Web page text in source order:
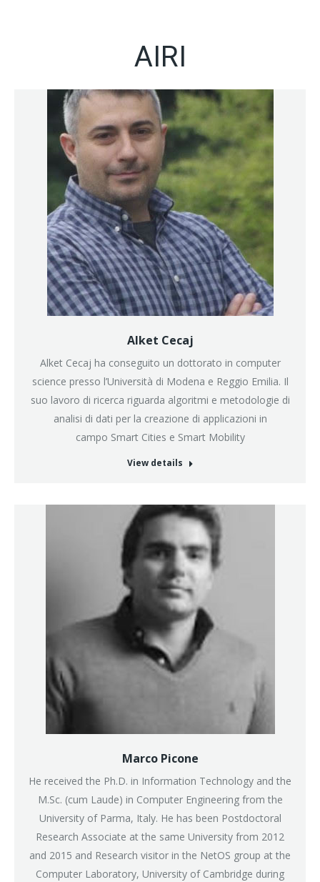
AIRI
Alket Cecaj
Alket Cecaj ha conseguito un dottorato in computer
science presso l’Università di Modena e Reggio Emilia. Il
suo lavoro di ricerca riguarda algoritmi e metodologie di
analisi di dati per la creazione di applicazioni in
campo Smart Cities e Smart Mobility
View details
Marco Picone
He received the Ph.D. in Information Technology and the
M.Sc. (cum Laude) in Computer Engineering from the
University of Parma, Italy. He has been Postdoctoral
Research Associate at the same University from 2012
and 2015 and Research visitor in the NetOS group at the
Computer Laboratory, University of Cambridge during